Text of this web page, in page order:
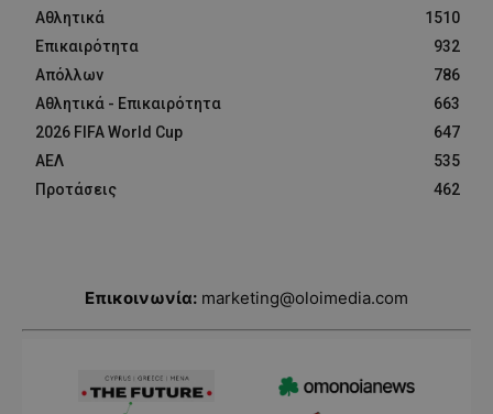
Αθλητικά
1510
Επικαιρότητα
932
Απόλλων
786
Αθλητικά - Επικαιρότητα
663
2026 FIFA World Cup
647
ΑΕΛ
535
Προτάσεις
462
Επικοινωνία: marketing@oloimedia.com